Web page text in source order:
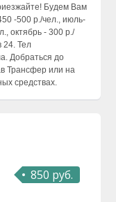
Будем Вам
-500 р./чел., июль-
октябрь - 300 р./
24. Тел
Добраться до
Трансфер или на
средствах.
850 руб.